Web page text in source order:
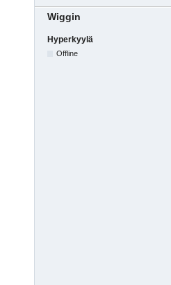
Wiggin
Hyperkyylä
Offline